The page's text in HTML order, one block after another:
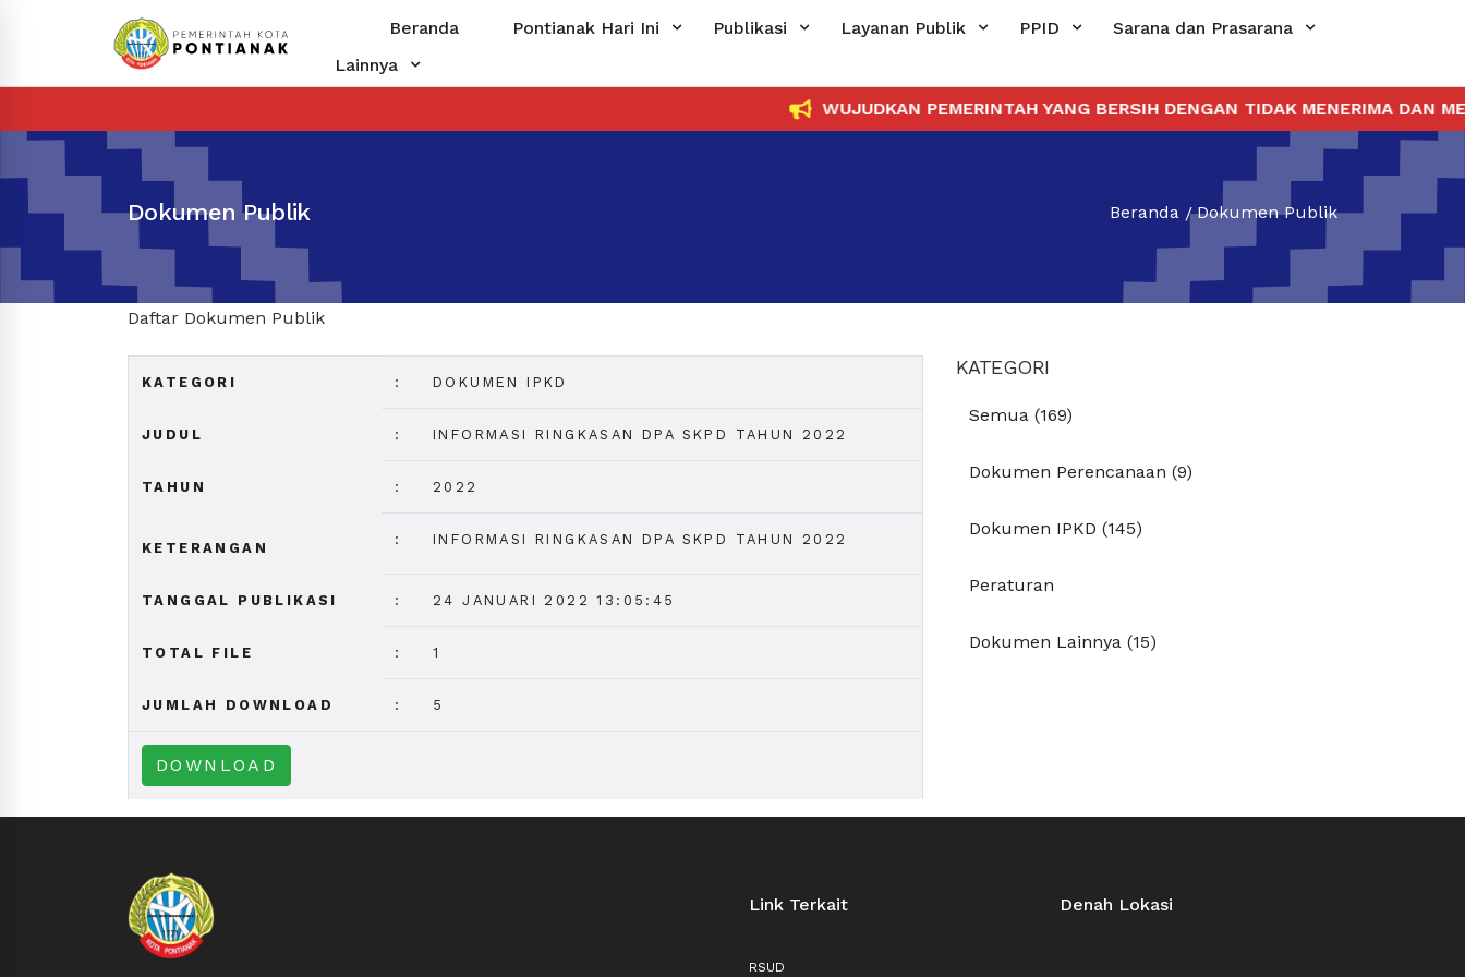
Beranda Pontianak Hari Ini Publikasi Layanan Publik PPID
Sarana dan Prasarana
Lainnya
WUJUDKAN PEMERINTAH YANG BERSIH DENGAN TIDAK MENERIMA DAN
Dokumen Publik Beranda Dokumen Publik
Daftar Dokumen Publik
KATEGORI : DOKUMEN IPKD
JUDUL : INFORMASI RINGKASAN DPA SKPD TAHUN 2022
TAHUN : 2022
KETERANGAN
: INFORMASI RINGKASAN DPA SKPD TAHUN 2022
TANGGAL PUBLIKASI : 24 JANUARI 2022 13:05:45
TOTAL FILE : 1
JUMLAH DOWNLOAD : 5
DOWNLOAD
KATEGORI
Semua (169)
Dokumen Perencanaan (9)
Dokumen IPKD (145)
Peraturan
Dokumen Lainnya (15)
Link Terkait
RSUD
Denah Lokasi